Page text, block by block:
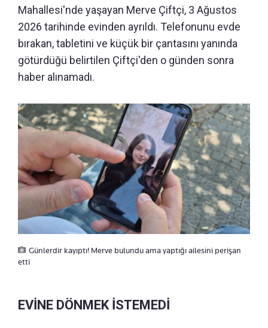
Mahallesi'nde yaşayan Merve Çiftçi, 3 Ağustos
2026 tarihinde evinden ayrıldı. Telefonunu evde
bırakan, tabletini ve küçük bir çantasını yanında
götürdüğü belirtilen Çiftçi'den o günden sonra
haber alınamadı.
Günlerdir kayıptı! Merve bulundu ama yaptığı ailesini perişan
etti
EVİNE DÖNMEK İSTEMEDİ